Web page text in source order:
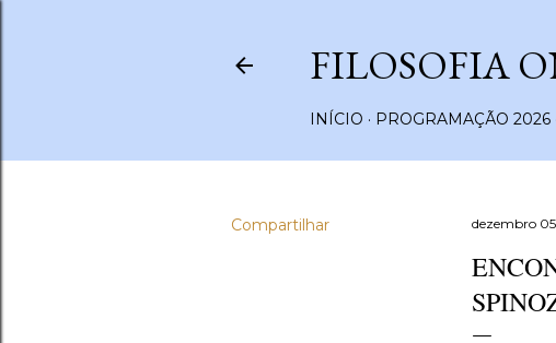
FILOSOFIA
INÍCIO PROGRAMAÇÃO 2026
Compartilhar dezembro